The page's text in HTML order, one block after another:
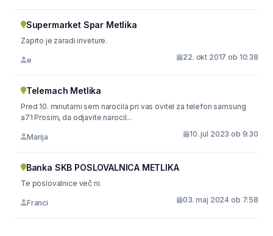
Supermarket Spar Metlika
Zaprto je zaradi inveture.
e 22. okt 2017 ob 10:38
Telemach Metlika
Pred 10. minutami sem narocila pri vas ovitel za telefon samsung
a71 Prosim, da odjavite narocil...
Marija 10. jul 2023 ob 9:30
Banka SKB POSLOVALNICA METLIKA
Te poslovalnice več ni.
Franci 03. maj 2024 ob 7:58